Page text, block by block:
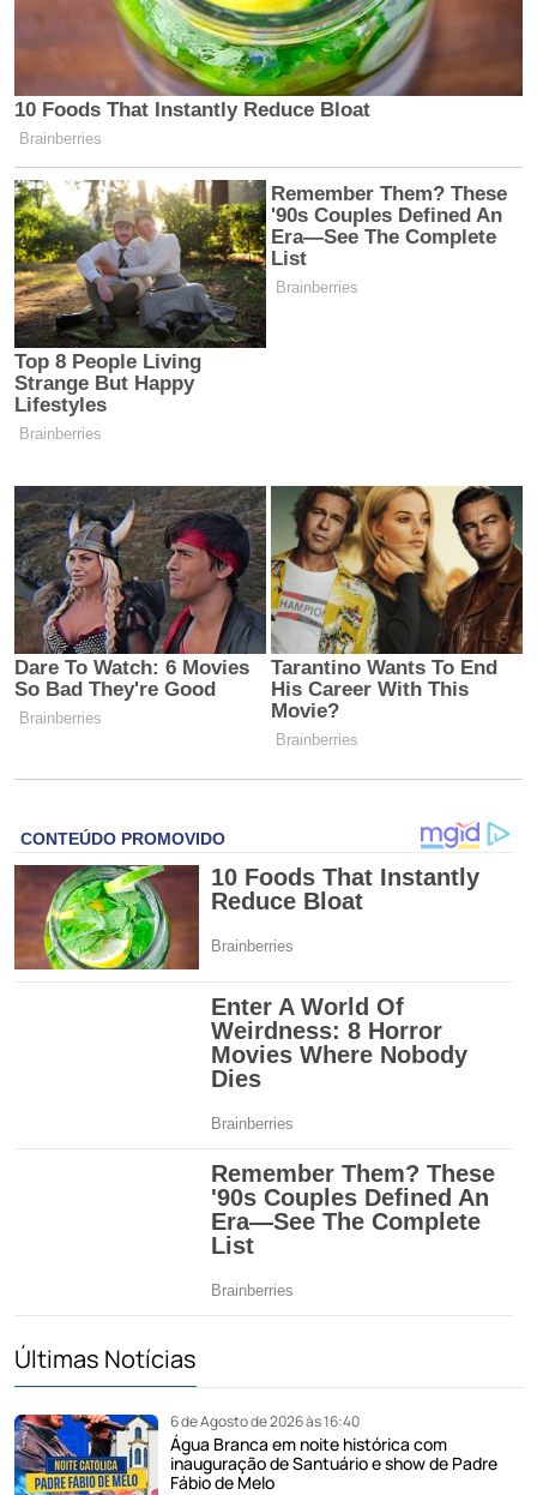
Últimas Notícias
6 de Agosto de 2026 às 16:40
Água Branca em noite histórica com
inauguração de Santuário e show de Padre
Fábio de Melo